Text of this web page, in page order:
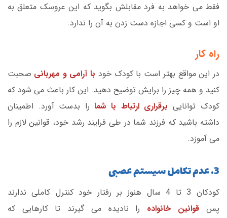
فقط می خواهد به فرد مقابلش بگوید که این عروسک متعلق به
او است و کسی اجازه دست زدن به آن را ندارد.
راه کار
در این مواقع بهتر است با کودک خود با آرامی و مهربانی صحبت
کنید و همه چیز را برایش توضیح دهید. این کار باعث می شود که
کودک توانایی برقراری ارتباط با شما را بدست آورد. اطمینان
داشته باشید که فرزند شما در طی فرایند رشد خود، قوانین لازم را
می آموزد.
3. عدم تکامل سیستم عصبی
کودکان 3 تا 4 سال هنوز بر رفتار خود کنترل کاملی ندارند
پس قوانین خانواده را نادیده می گیرند تا کارهایی که